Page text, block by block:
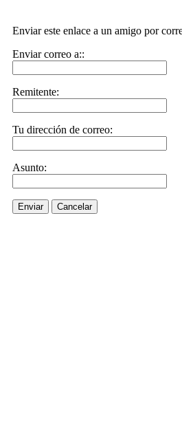
Enviar este enlace a un amigo por
Enviar correo a::
Remitente:
Tu dirección de correo:
Asunto:
Enviar Cancelar